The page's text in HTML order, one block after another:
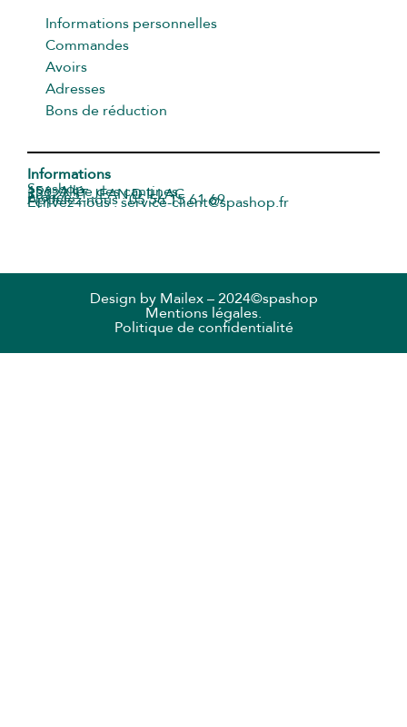
Informations personnelles
Commandes
Avoirs
Adresses
Bons de réduction
Informations
Spashop
156, Allée des cantines
33127 ST JEAN D ILLAC
France
Appelez-nous : 05 56 15 61 69
Écrivez-nous : service-client@spashop.fr
Design by Mailex– 2024©spashop
Mentions légales.
Politique de confidentialité